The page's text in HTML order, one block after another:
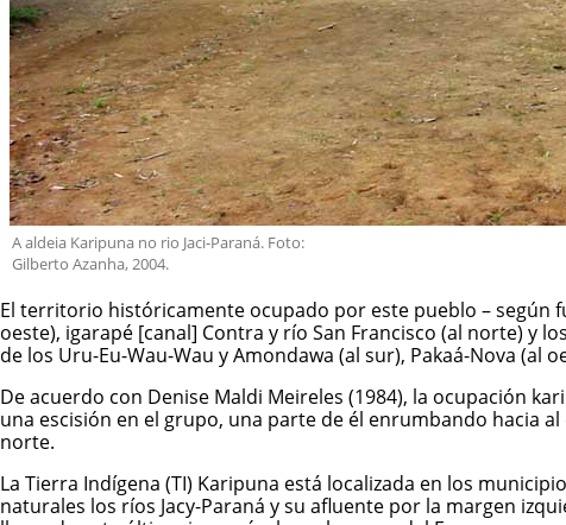
A aldeia Karipuna no rio Jaci-Paraná. Foto:
Gilberto Azanha, 2004.
El territorio históricamente ocupado por este pueblo – según
oeste), igarapé [canal] Contra y río San Francisco (al norte) y
de los Uru-Eu-Wau-Wau y Amondawa (al sur), Pakaá-Nova (al
De acuerdo con Denise Maldi Meireles (1984), la ocupación
una escisión en el grupo, una parte de él enrumbando hacia
norte.
La Tierra Indígena (TI) Karipuna está localizada en los
naturales los ríos Jacy-Paraná y su afluente por la margen